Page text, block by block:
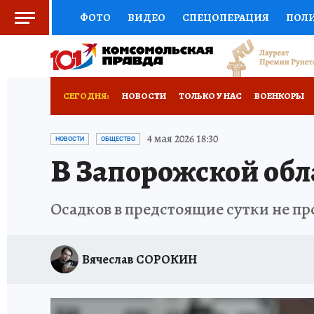
ФОТО ВИДЕО СПЕЦОПЕРАЦИЯ
СОЦПОДДЕРЖКА НАУКА СПОРТ
НЕДВИЖИМОСТЬ
СЕГОДНЯ: НОВОСТИ ТОЛЬКО У НАС ВОЕНКОРЫ
ИСПЫТАНО НА СЕБЕ
НОВОСТИ ОБЩЕСТВО 4 мая 2026 18:30
В Запорожской
Осадков в предстоящие сутки не
Вячеслав СОРОКИН